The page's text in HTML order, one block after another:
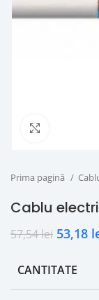
Prima pagină
Cablu
57,54lei 53,18
CANTITATE